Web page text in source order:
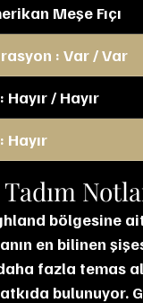
Meşe Fıçı
: Var / Var
Hayır / Hayır
Hayır
en bilinen
fazla temas
bulunuyor.